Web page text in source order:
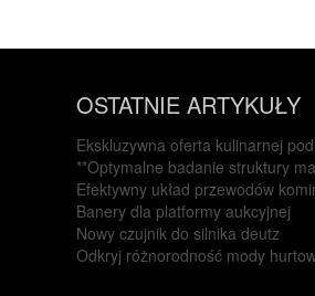
OSTATNIE ARTYKUŁY
Ekskluzywna oferta kulinarnej
**Optymalne badanie struktury
Efektywny układ przewodów
Banery dla platformy aukcyjnej
Nowy czujnik do silnika deutz
Odkryj różnorodność mody